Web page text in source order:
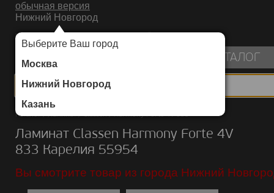
обычная версия
Нижний Новгород
Выберите Ваш город
Москва
Нижний Новгород
Казань
ИНТЕРНЕТ-МАГАЗИН НАПОЛЬНЫХ ПОКРЫТИЙ
КАТАЛОГ
Каталог/Ламинат/Classen/Harmony Forte 4V 833
Ламинат Classen Harmony Forte 4V
833 Карелия 55954
Вы смотрите товар из города Нижний